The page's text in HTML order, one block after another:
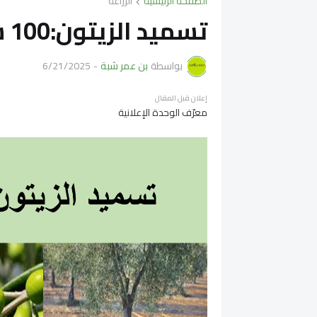
تسميد الزيتون:100 سؤال وجواب
بواسطة بن عمر شبة-
6/21/2025
إعلان قبل المقال
معرّف الوحدة الإعلانية